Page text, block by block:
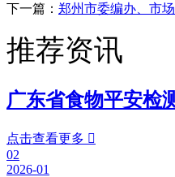
下一篇： 郑州市委编办、市
推荐资讯
广东省食物平安检
点击查看更多 
02
2026-01